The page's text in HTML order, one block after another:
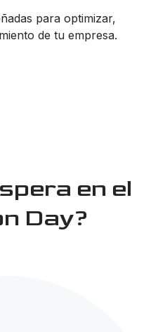
para optimizar,
de tu empresa.
en el
Day?